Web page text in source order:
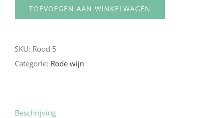
TOEVOEGEN AAN WINKELWAGEN
SKU: Rood 5
Categorie: Rode wijn
Beschrijving